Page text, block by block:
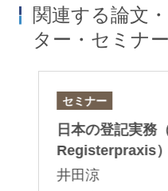
関連する論文
ター・セミナ
セミナー
日本の登記実務
Registerpraxis）
井田涼